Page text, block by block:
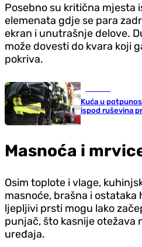
Posebno su kritična mjesta
elemenata gdje se para
ekran i unutrašnje delove.
može dovesti do kvara koji
pokriva.
Kuća u
ispod ruševina
Masnoća i
Osim toplote i vlage,
masnoće, brašna i ostataka
ljepljivi prsti mogu lako
punjač, što kasnije otežava
uređaja.